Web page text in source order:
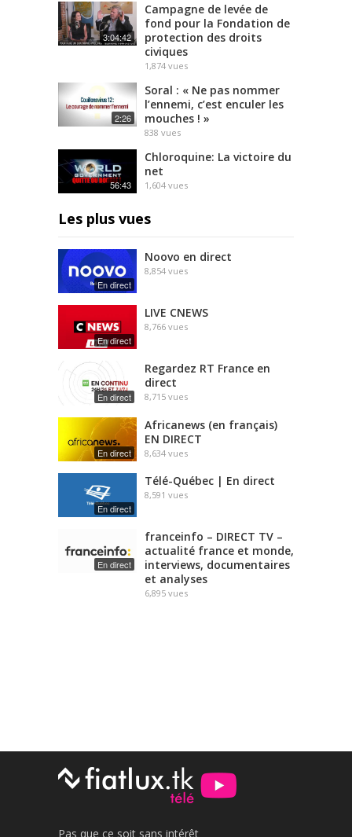
3:04:42
Campagne de levée de
fond pour la Fondation de
protection des droits
civiques
1,874 vues
2:26
Soral : « Ne pas nommer
l’ennemi, c’est enculer les
mouches ! »
838 vues
56:43
Chloroquine: La victoire du
net
1,604 vues
Les plus vues
En direct
Noovo en direct
8,854 vues
En direct
LIVE CNEWS
8,766 vues
En direct
Regardez RT France en
direct
8,715 vues
En direct
Africanews (en français)
EN DIRECT
8,634 vues
En direct
Télé-Québec | En direct
8,591 vues
En direct
franceinfo – DIRECT TV –
actualité france et monde,
interviews, documentaires
et analyses
6,895 vues
Pas que ce soit sans intérêt